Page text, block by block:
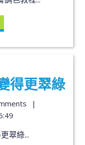
得更翠綠
|
翠綠...